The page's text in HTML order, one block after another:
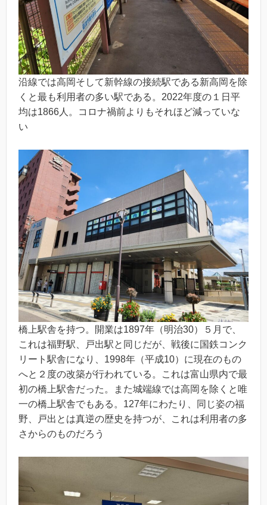
沿線では高岡そして新幹線の接続駅である新高岡を除
くと最も利用者の多い駅である。2022年度の１日平
均は1866人。コロナ禍前よりもそれほど減っていな
い
橋上駅舎を持つ。開業は1897年（明治30）５月で、
これは福野駅、戸出駅と同じだが、戦後に国鉄コンク
リート駅舎になり、1998年（平成10）に現在のもの
へと２度の改築が行われている。これは富山県内で最
初の橋上駅舎だった。また城端線では高岡を除くと唯
一の橋上駅舎でもある。127年にわたり、同じ姿の福
野、戸出とは真逆の歴史を持つが、これは利用者の多
さからのものだろう